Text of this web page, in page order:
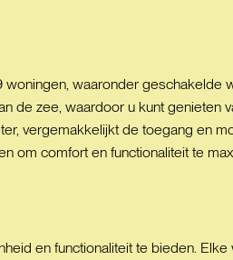
waaronder geschakelde
de zee, waardoor u kunt genieten
vergemakkelijkt de toegang en
om comfort en functionaliteit te
en functionaliteit te bieden. Elke